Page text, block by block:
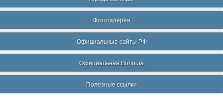
Фотогалерея
Официальные сайты РФ
Официальная Вологда
Полезные ссылки